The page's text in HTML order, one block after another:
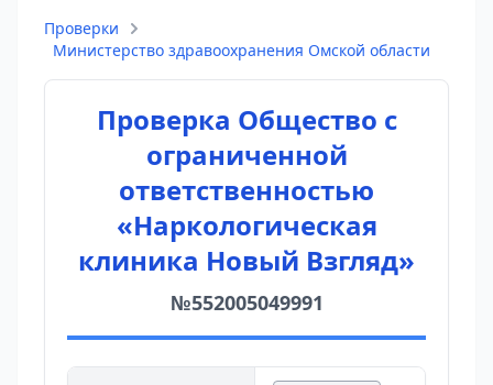
Проверки
Министерство здравоохранения Омской области
Проверка Общество с
ограниченной
ответственностью
«Наркологическая
клиника Новый Взгляд»
№552005049991